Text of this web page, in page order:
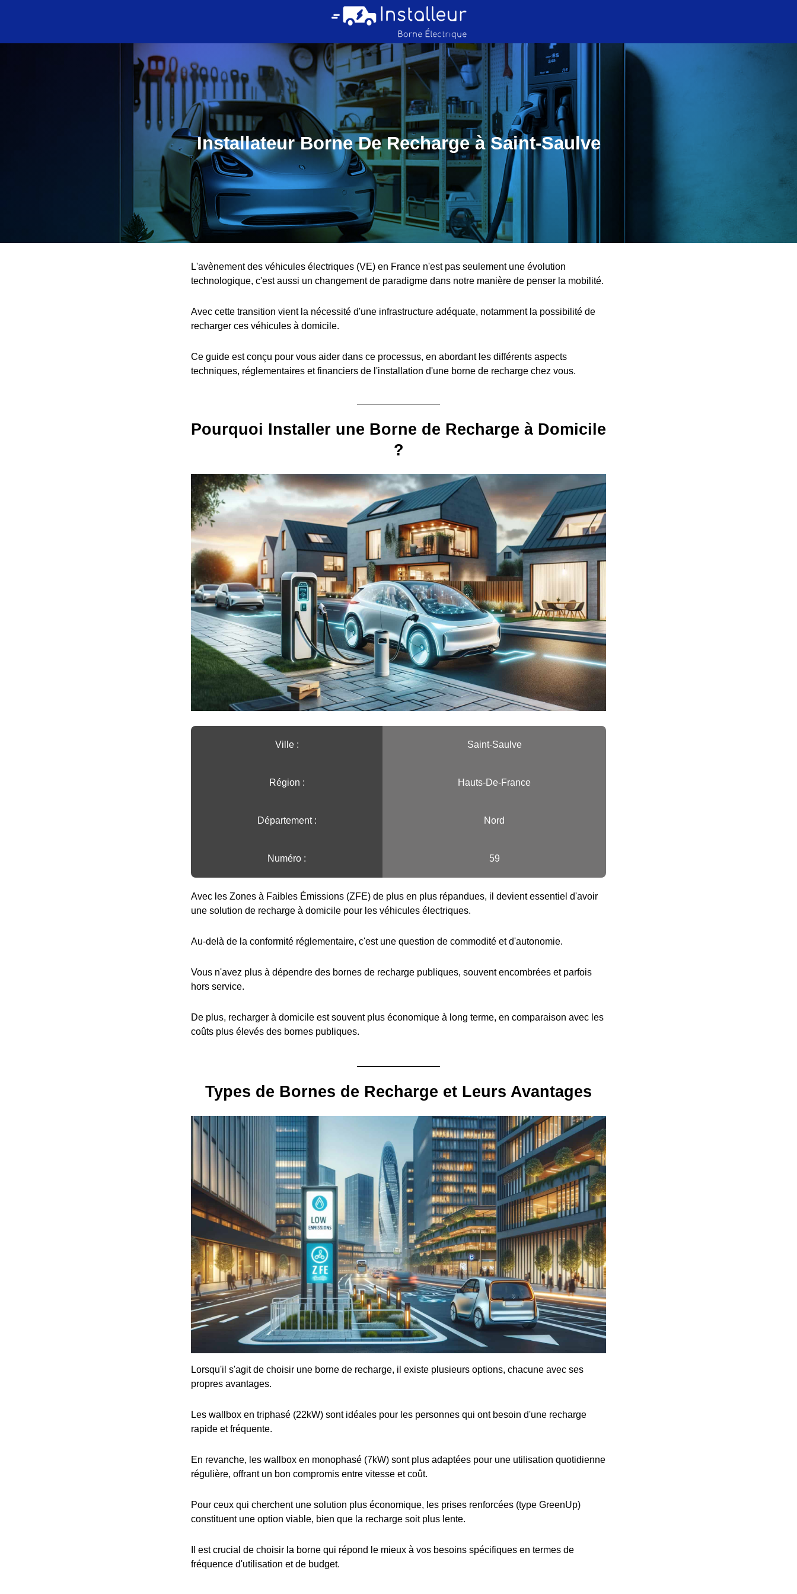
Installateur Borne De Recharge à Saint-Saulve
L'avènement des véhicules électriques (VE) en France n'est pas seulement une évolution
technologique, c'est aussi un changement de paradigme dans notre manière de penser la mobilité.
Avec cette transition vient la nécessité d'une infrastructure adéquate, notamment la possibilité de
recharger ces véhicules à domicile.
Ce guide est conçu pour vous aider dans ce processus, en abordant les différents aspects
techniques, réglementaires et financiers de l'installation d'une borne de recharge chez vous.
Pourquoi Installer une Borne de Recharge à Domicile
?
Ville :️ Saint-Saulve
Région :️ Hauts-De-France
Département : Nord
Numéro : 59
Avec les Zones à Faibles Émissions (ZFE) de plus en plus répandues, il devient essentiel d'avoir
une solution de recharge à domicile pour les véhicules électriques.
Au-delà de la conformité réglementaire, c'est une question de commodité et d'autonomie.
Vous n'avez plus à dépendre des bornes de recharge publiques, souvent encombrées et parfois
hors service.
De plus, recharger à domicile est souvent plus économique à long terme, en comparaison avec les
coûts plus élevés des bornes publiques.
Types de Bornes de Recharge et Leurs Avantages
Lorsqu'il s'agit de choisir une borne de recharge, il existe plusieurs options, chacune avec ses
propres avantages.
Les wallbox en triphasé (22kW) sont idéales pour les personnes qui ont besoin d'une recharge
rapide et fréquente.
En revanche, les wallbox en monophasé (7kW) sont plus adaptées pour une utilisation quotidienne
régulière, offrant un bon compromis entre vitesse et coût.
Pour ceux qui cherchent une solution plus économique, les prises renforcées (type GreenUp)
constituent une option viable, bien que la recharge soit plus lente.
Il est crucial de choisir la borne qui répond le mieux à vos besoins spécifiques en termes de
fréquence d'utilisation et de budget.